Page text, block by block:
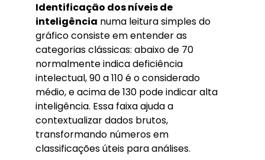
Identificação dos níveis de
inteligência numa leitura simples do
gráfico consiste em entender as
categorias clássicas: abaixo de 70
normalmente indica deficiência
intelectual, 90 a 110 é o considerado
médio, e acima de 130 pode indicar alta
inteligência. Essa faixa ajuda a
contextualizar dados brutos,
transformando números em
classificações úteis para análises.